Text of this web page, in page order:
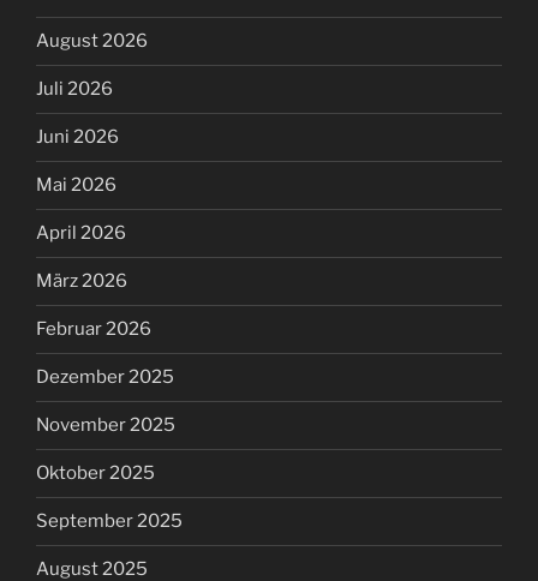
August 2026
Juli 2026
Juni 2026
Mai 2026
April 2026
März 2026
Februar 2026
Dezember 2025
November 2025
Oktober 2025
September 2025
August 2025